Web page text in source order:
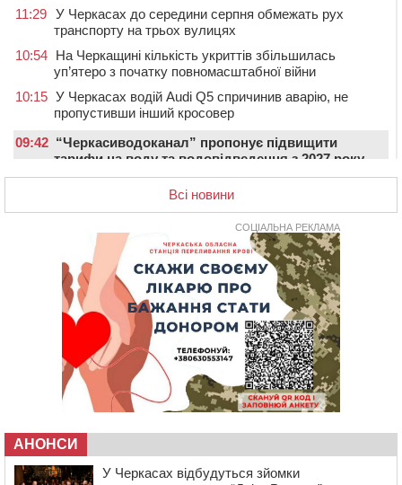
11:29 У Черкасах до середини серпня обмежать рух
транспорту на трьох вулицях
10:54 На Черкащині кількість укриттів збільшилась
уп’ятеро з початку повномасштабної війни
10:15 У Черкасах водій Audi Q5 спричинив аварію, не
пропустивши інший кросовер
09:42 “Черкасиводоканал” пропонує підвищити
тарифи на воду та водовідведення з 2027 року
Встановити гойдалки, карусель і закупити іграшки: у
Черкасах просять покращити умови в дитсадку
“На щиті” у Чорнобаївську громаду повертається
полеглий біля Кліщіївки воїн
Понад 968 мільйонів гривень земельного податку
сплатили на Черкащині
06 СЕРПНЯ 2026, ЧЕТВЕР
Вісім медалей, з яких чотири золоті: черкаські
спортсмени тріумфували на чемпіонаті України
На Черкащині спека протримається ще день
Педагогів Черкас запрошують на зустріч із
19:24 У Черкасах водійка протаранила Duster, коли
здавала назад
Всі новини
СОЦІАЛЬНА РЕКЛАМА
АНОНСИ
У Черкасах відбудуться зйомки